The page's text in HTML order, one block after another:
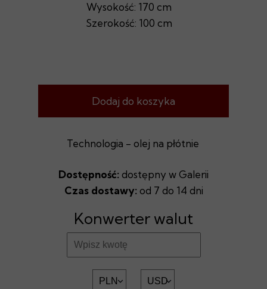
Konwerter walut
Dostępność: dostępny w Galerii
Czas dostawy: od 7 do 14 dni
Dodaj do koszyka
Technologia - olej na płótnie
Wysokość: 170 cm
Szerokość: 100 cm